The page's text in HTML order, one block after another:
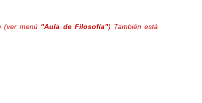
(ver menú "Aula de Filosofía") También está